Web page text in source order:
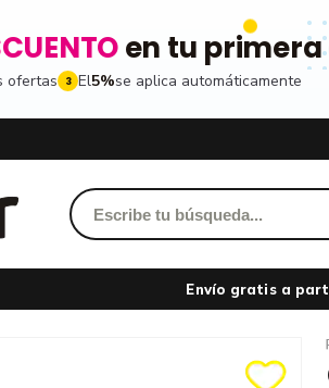
en tu
ofertas 3 El5%se aplica automáticamente
tu pedido y accede a tu historial
Envío gratis a